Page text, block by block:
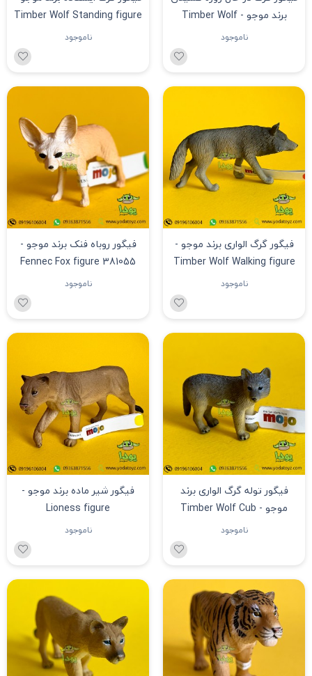
برند موجو - Timber Wolf
Howling figure 387245
ناموجود
Timber Wolf Standing figure
387025
ناموجود
فیگور گرگ الواری برند موجو -
Timber Wolf Walking figure
387026
ناموجود
فیگور روباه فنک برند موجو -
Fennec Fox figure 381055
ناموجود
فیگور توله گرگ الواری برند
موجو - Timber Wolf Cub
figure 387244
ناموجود
فیگور شیر ماده برند موجو -
Lioness figure
ناموجود